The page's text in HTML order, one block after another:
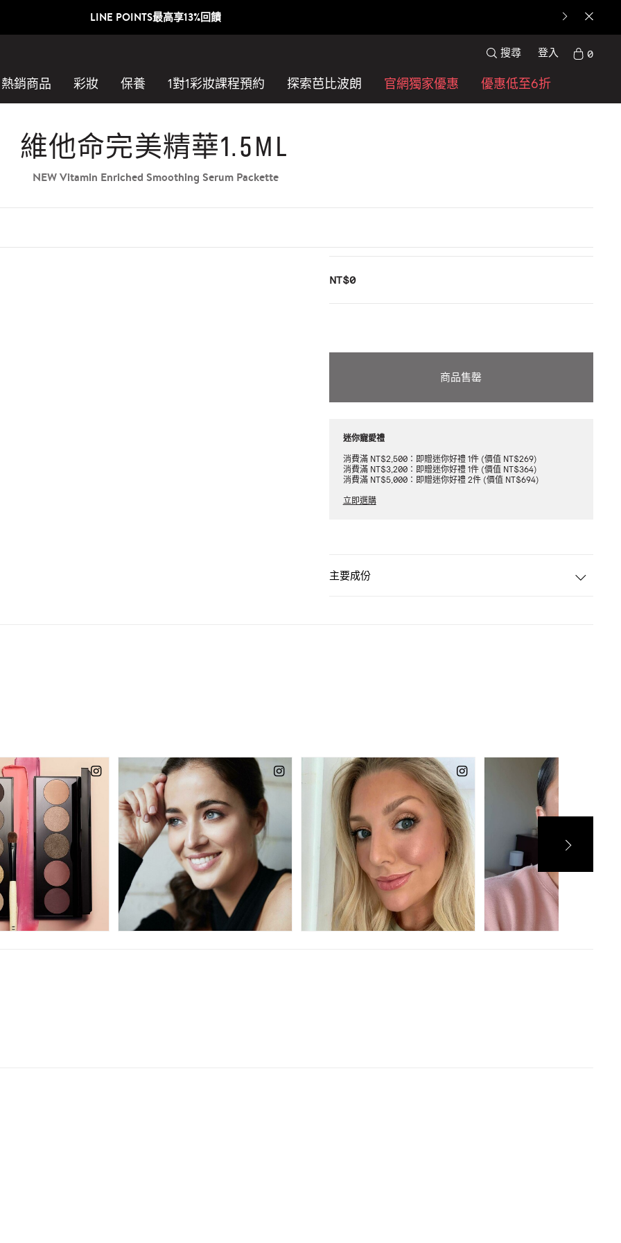
官網迎新禮｜新客首購85折
熱銷商品 彩妝 保養 1對1彩妝課程預約​ 探索芭比波朗 官網獨家優惠 優惠低至6折
搜尋 登入 0
維他命完美精華1.5ml
NEW Vitamin Enriched Smoothing Serum Packette
NT$0
商品售罄
迷你寵愛禮
消費滿 NT$2,500：即贈迷你好禮 1件 (價值 NT$269)
消費滿 NT$3,200：即贈迷你好禮 1件 (價值 NT$364)
消費滿 NT$5,000：即贈迷你好禮 2件 (價值 NT$694)
立即選購
主要成份